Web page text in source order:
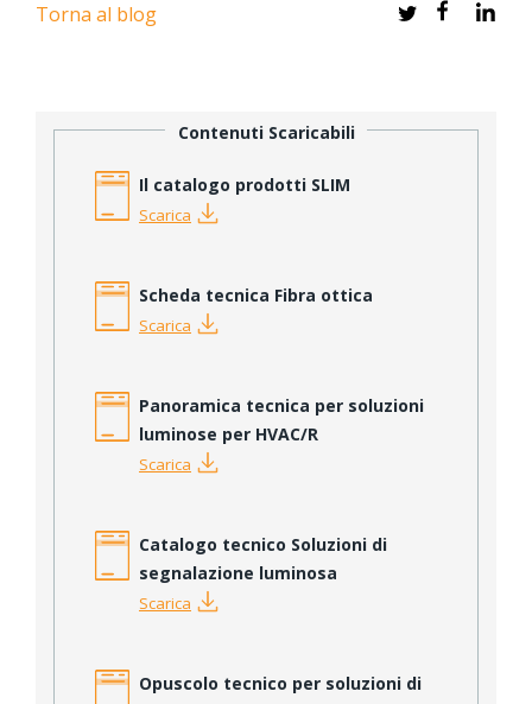
Torna al blog
Contenuti Scaricabili
Il catalogo prodotti SLIM
Scarica
Scheda tecnica Fibra ottica
Scarica
Panoramica tecnica per soluzioni
luminose per HVAC/R
Scarica
Catalogo tecnico Soluzioni di
segnalazione luminosa
Scarica
Opuscolo tecnico per soluzioni di